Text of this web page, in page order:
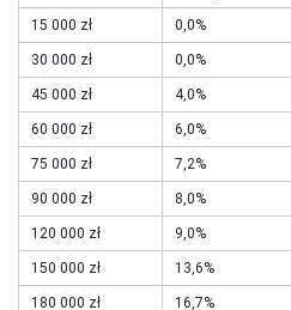
15 000 zł 0,0%
30 000 zł 0,0%
45 000 zł 4,0%
60 000 zł 6,0%
75 000 zł 7,2%
90 000 zł 8,0%
120 000 zł 9,0%
150 000 zł 13,6%
180 000 zł 16,7%